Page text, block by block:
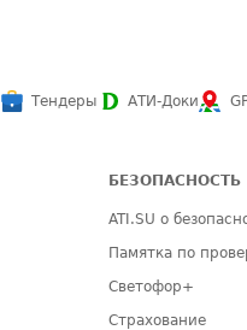
Тендеры АТИ-Доки
БЕЗОПАСНОСТЬ
ATI.SU о
Памятка по
Светофор+
Страхование